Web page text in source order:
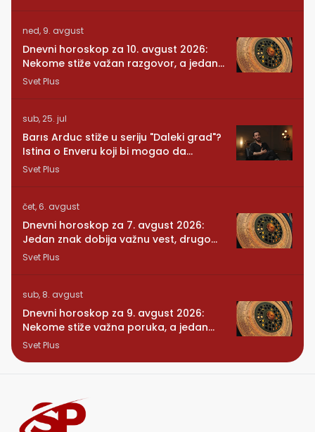
ned, 9. avgust
Dnevni horoskop za 10. avgust 2026:
Nekome stiže važan razgovor, a jedan
znak mora da posluša srce
Svet Plus
sub, 25. jul
Barıs Arduc stiže u seriju "Daleki grad"?
Istina o Enveru koji bi mogao da
promeni sve
Svet Plus
čet, 6. avgust
Dnevni horoskop za 7. avgust 2026:
Jedan znak dobija važnu vest, drugom
se vraća osoba iz prošlosti
Svet Plus
sub, 8. avgust
Dnevni horoskop za 9. avgust 2026:
Nekome stiže važna poruka, a jedan
znak konačno preseca
Svet Plus